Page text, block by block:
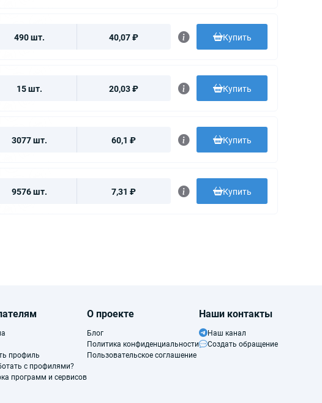
490 шт. 40,07 ₽ Купить
15 шт. 20,03 ₽ Купить
3077 шт. 60,1 ₽ Купить
9576 шт. 7,31 ₽ Купить
профиль
с профилями?
программ и сервисов
О проекте
Блог
Политика конфиденциальности
Пользовательское соглашение
Наши контакты
Наш канал
Создать обращение